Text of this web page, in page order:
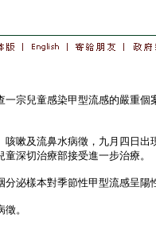
宗兒童感染甲型流感的嚴重個
及流鼻水病徵，九月四日出
深切治療部接受進一步治療。
樣本對季節性甲型流感呈陽
。